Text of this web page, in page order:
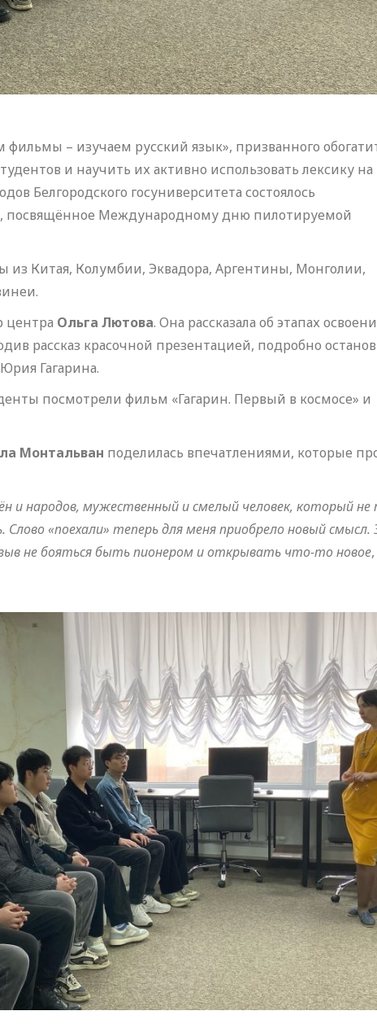
– изучаем русский язык», призванного
и научить их активно использовать лексику на
Белгородского госуниверситета состоялось
посвящённое Международному дню пилотируемой
из Китая, Колумбии, Эквадора, Аргентины, Монголии,
центра Ольга Лютова. Она рассказала об этапах
рассказ красочной презентацией, подробно
Гагарина.
посмотрели фильм «Гагарин. Первый в космосе» и
Монтальван поделилась впечатлениями, которые
и народов, мужественный и смелый человек, который не
«поехали» теперь для меня приобрело новый смысл.
не бояться быть пионером и открывать что-то новое